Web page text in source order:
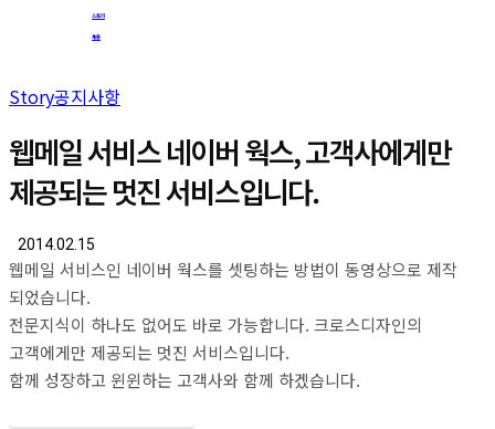
스토리
채용
Story공지사항
웹메일 서비스 네이버 웍스, 고객사에게만
제공되는 멋진 서비스입니다.
2014.02.15
웹메일 서비스인 네이버 웍스를 셋팅하는 방법이 동영상으로 제작
되었습니다.
전문지식이 하나도 없어도 바로 가능합니다. 크로스디자인의
고객에게만 제공되는 멋진 서비스입니다.
함께 성장하고 윈윈하는 고객사와 함께 하겠습니다.